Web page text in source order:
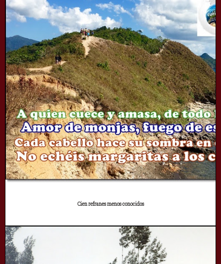
Cien refranes menos conocidos